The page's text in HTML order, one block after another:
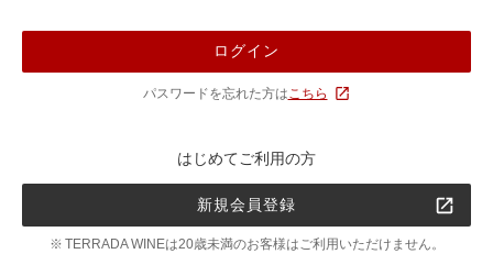
ログイン
パスワードを忘れた方はこちら
はじめてご利用の方
新規会員登録
TERRADA WINEは20歳未満のお客様はご利用いただけません。